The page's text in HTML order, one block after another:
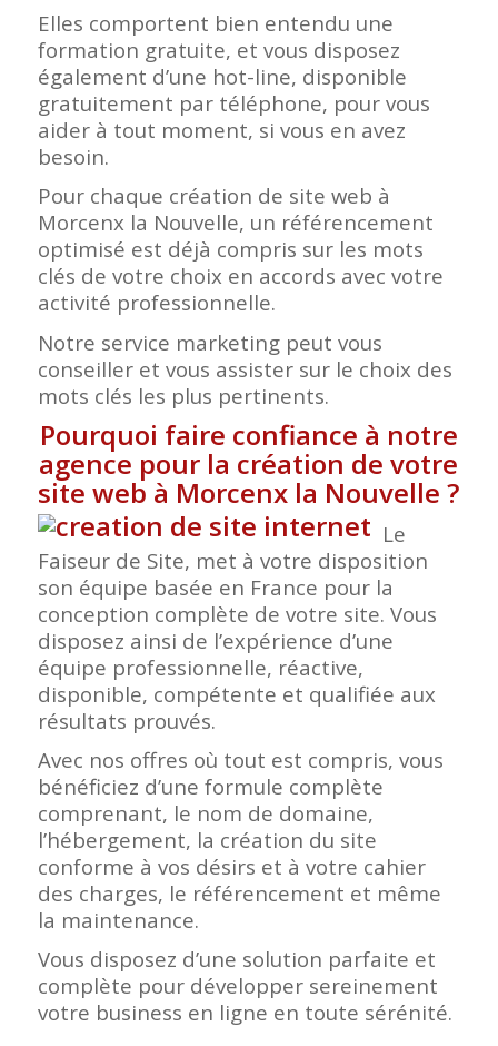
Elles comportent bien entendu une
formation gratuite, et vous disposez
également d’une hot-line, disponible
gratuitement par téléphone, pour vous
aider à tout moment, si vous en avez
besoin.
Pour chaque création de site web à
Morcenx la Nouvelle, un référencement
optimisé est déjà compris sur les mots
clés de votre choix en accords avec votre
activité professionnelle.
Notre service marketing peut vous
conseiller et vous assister sur le choix des
mots clés les plus pertinents.
Pourquoi faire confiance à notre
agence pour la création de votre
site web à Morcenx la Nouvelle ?
Le
Faiseur de Site, met à votre disposition
son équipe basée en France pour la
conception complète de votre site. Vous
disposez ainsi de l’expérience d’une
équipe professionnelle, réactive,
disponible, compétente et qualifiée aux
résultats prouvés.
Avec nos offres où tout est compris, vous
bénéficiez d’une formule complète
comprenant, le nom de domaine,
l’hébergement, la création du site
conforme à vos désirs et à votre cahier
des charges, le référencement et même
la maintenance.
Vous disposez d’une solution parfaite et
complète pour développer sereinement
votre business en ligne en toute sérénité.